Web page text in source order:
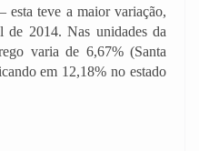
esta teve a maior variação,
de 2014. Nas unidades da
varia de 6,67% (Santa
em 12,18% no estado